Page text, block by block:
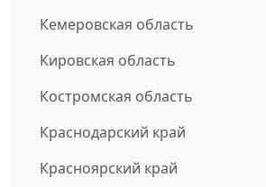
Кемеровская область
Кировская область
Костромская область
Краснодарский край
Красноярский край